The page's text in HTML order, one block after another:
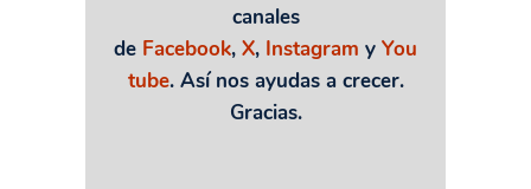
canales
de Facebook, X, Instagram y You
tube. Así nos ayudas a crecer.
Gracias.